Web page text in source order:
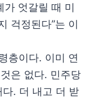
가 엇갈릴 때 미
걱정된다”는 이
층이다. 이미 연
은 없다. 민주당
. 더 내고 더 받